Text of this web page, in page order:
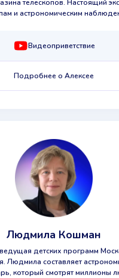
телескопов. Настоящий
и астрономическим
Видеоприветствие
Подробнее о Алексее
Людмила Кошман
детских программ
Людмила составляет
который смотрят миллионы